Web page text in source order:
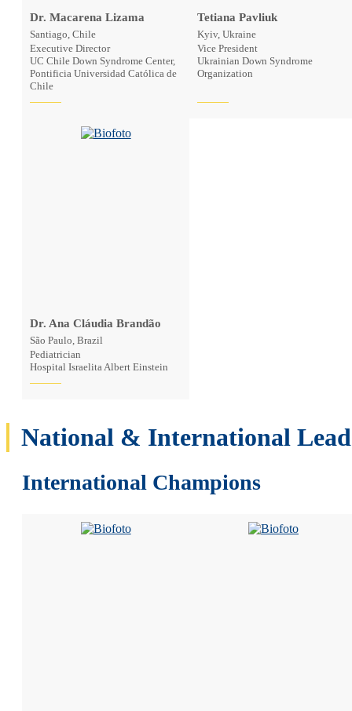
Dr. Macarena Lizama
Santiago, Chile
Executive Director
UC Chile Down Syndrome Center,
Pontificia Universidad Católica de
Chile
Tetiana Pavliuk
Kyiv, Ukraine
Vice President
Ukrainian Down Syndrome
Organization
Dr. Ana Cláudia Brandão
São Paulo, Brazil
Pediatrician
Hospital Israelita Albert Einstein
National & International
International Champions